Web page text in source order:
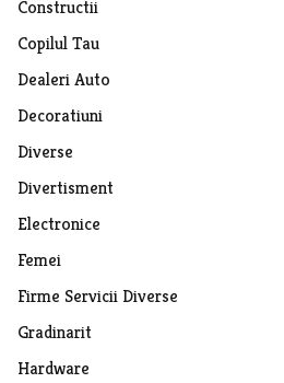
Constructii
Copilul Tau
Dealeri Auto
Decoratiuni
Diverse
Divertisment
Electronice
Femei
Firme Servicii Diverse
Gradinarit
Hardware